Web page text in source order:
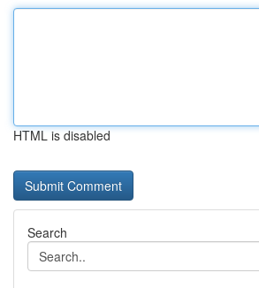
HTML is disabled
Search